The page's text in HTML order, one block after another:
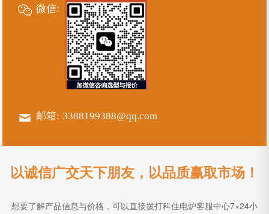
微信:
邮箱: 3388199388@qq.com
以诚信广交天下朋友，以品质赢取市场！
想要了解产品信息与价格，可以直接拨打科佳电炉客服中心7×24小